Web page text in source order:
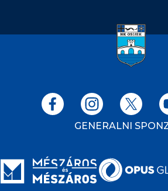
GENERALNI